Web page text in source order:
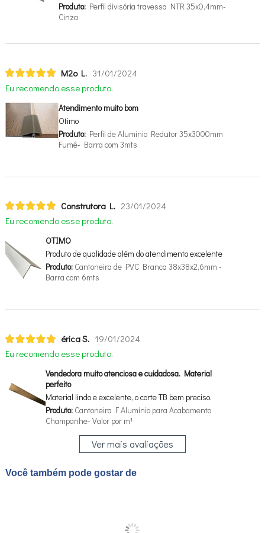
Produto:Perfil divisória travessa NTR 35x0,4mm-
Cinza
M2o L. 31/01/2024
Eu recomendo esse produto.
Atendimento muito bom
Otimo
Produto:Perfil de Alumínio Redutor 35x3000mm
Fumê- Barra com 3mts
Construtora L. 23/01/2024
Eu recomendo esse produto.
OTIMO
Produto de qualidade além do atendimento excelente
Produto:Cantoneira de PVC Branca 38x38x2,6mm -
Barra com 6mts
érica S. 19/01/2024
Eu recomendo esse produto.
Vendedora muito atenciosa e cuidadosa. Material
perfeito
Material lindo e excelente, o corte TB bem preciso.
Produto:Cantoneira F Alumínio para Acabamento
Champanhe- Valor por m¹
Ver mais avaliações
Você também pode gostar de